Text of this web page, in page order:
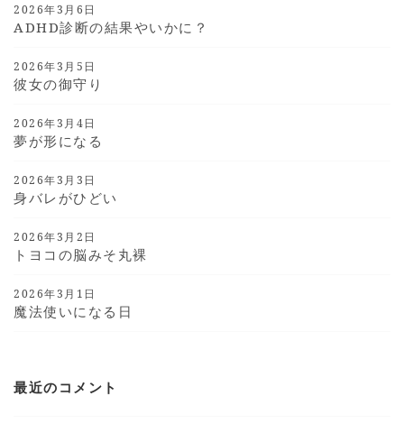
2026年3月6日
ADHD診断の結果やいかに？
2026年3月5日
彼女の御守り
2026年3月4日
夢が形になる
2026年3月3日
身バレがひどい
2026年3月2日
トヨコの脳みそ丸裸
2026年3月1日
魔法使いになる日
最近のコメント